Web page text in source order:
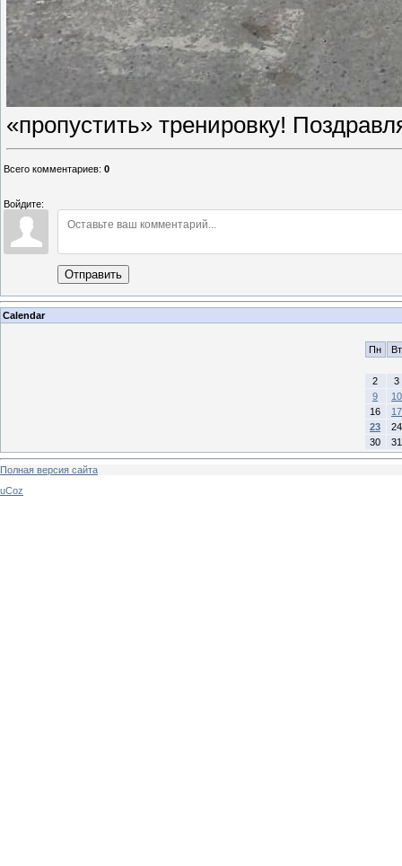
«пропустить» тренировку!
Всего комментариев: 0
Войдите:
Отправить
Calendar
Пн Вт
2
3
9
10
16
17
23
24
30
31
Полная версия сайта
uCoz